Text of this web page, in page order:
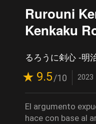
Rurouni
Kenkaku
るろうに剣心 -明
9.5/10 2023
El argumento
hace con base al